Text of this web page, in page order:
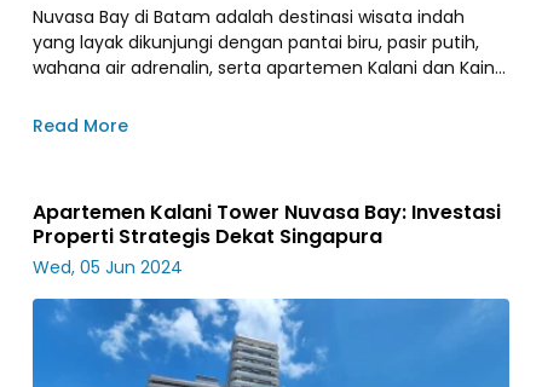
Nuvasa Bay di Batam adalah destinasi wisata indah
yang layak dikunjungi dengan pantai biru, pasir putih,
wahana air adrenalin, serta apartemen Kalani dan Kaina
Read More
Apartemen Kalani Tower Nuvasa Bay: Investasi
Properti Strategis Dekat Singapura
Wed, 05 Jun 2024